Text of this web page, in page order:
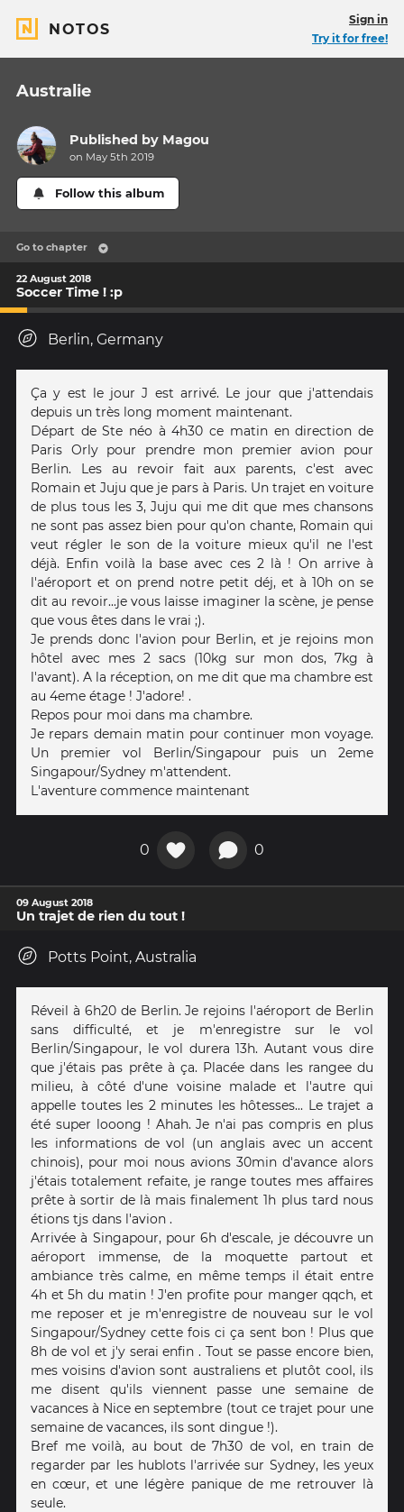
NOTOS
Sign in
Try it for free!
Australie
Published by Magou
on May 5th 2019
Follow this album
Go to chapter
22 August 2018
Soccer Time ! :p
Berlin, Germany
Ça y est le jour J est arrivé. Le jour que j'attendais
depuis un très long moment maintenant.
Départ de Ste néo à 4h30 ce matin en direction de
Paris Orly pour prendre mon premier avion pour
Berlin. Les au revoir fait aux parents, c'est avec
Romain et Juju que je pars à Paris. Un trajet en voiture
de plus tous les 3, Juju qui me dit que mes chansons
ne sont pas assez bien pour qu'on chante, Romain qui
veut régler le son de la voiture mieux qu'il ne l'est
déjà. Enfin voilà la base avec ces 2 là ! On arrive à
l'aéroport et on prend notre petit déj, et à 10h on se
dit au revoir...je vous laisse imaginer la scène, je pense
que vous êtes dans le vrai ;).
Je prends donc l'avion pour Berlin, et je rejoins mon
hôtel avec mes 2 sacs (10kg sur mon dos, 7kg à
l'avant). A la réception, on me dit que ma chambre est
au 4eme étage ! J'adore! .
Repos pour moi dans ma chambre.
Je repars demain matin pour continuer mon voyage.
Un premier vol Berlin/Singapour puis un 2eme
Singapour/Sydney m'attendent.
L'aventure commence maintenant
0 0
09 August 2018
Un trajet de rien du tout !
Potts Point, Australia
Réveil à 6h20 de Berlin. Je rejoins l'aéroport de Berlin
sans difficulté, et je m'enregistre sur le vol
Berlin/Singapour, le vol durera 13h. Autant vous dire
que j'étais pas prête à ça. Placée dans les rangee du
milieu, à côté d'une voisine malade et l'autre qui
appelle toutes les 2 minutes les hôtesses... Le trajet a
été super looong ! Ahah. Je n'ai pas compris en plus
les informations de vol (un anglais avec un accent
chinois), pour moi nous avions 30min d'avance alors
j'étais totalement refaite, je range toutes mes affaires
prête à sortir de là mais finalement 1h plus tard nous
étions tjs dans l'avion .
Arrivée à Singapour, pour 6h d'escale, je découvre un
aéroport immense, de la moquette partout et
ambiance très calme, en même temps il était entre
4h et 5h du matin ! J'en profite pour manger qqch, et
me reposer et je m'enregistre de nouveau sur le vol
Singapour/Sydney cette fois ci ça sent bon ! Plus que
8h de vol et j'y serai enfin . Tout se passe encore bien,
mes voisins d'avion sont australiens et plutôt cool, ils
me disent qu'ils viennent passe une semaine de
vacances à Nice en septembre (tout ce trajet pour une
semaine de vacances, ils sont dingue !).
Bref me voilà, au bout de 7h30 de vol, en train de
regarder par les hublots l'arrivée sur Sydney, les yeux
en cœur, et une légère panique de me retrouver là
seule.